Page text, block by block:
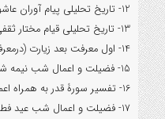
12- تاریخ تحلیلی پیام آوران عاشورا ( امام سجاد و حضرت زینب)؛
13- تاریخ تحلیلی قیام مختار ثقفی؛
14- اول معرفت بعد زیارت (درمعرفت زیارت عتبات)؛
15- فضیلت و اعمال شب نیمه شعبان (لیلة القدر اهل بیت)؛
16- تفسیر سورۀ قدر به همراه اعمال شب قدر؛
17- فضیلت و اعمال شب عید فطر و قربان؛